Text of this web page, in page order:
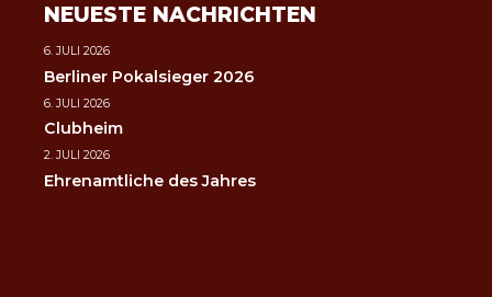
NEUESTE NACHRICHTEN
6. JULI 2026
Berliner Pokalsieger 2026
6. JULI 2026
Clubheim
2. JULI 2026
Ehrenamtliche des Jahres